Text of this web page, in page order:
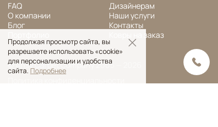
FAQ
О компании
Блог
Дизайнерам
Наши услуги
Контакты
Ковры на заказ
© Ansy Carpet Company 2005 — 2026
Продолжая просмотр сайта, вы
разрешаете использовать «cookie»
для персонализации и удобства
сайта. Подробнее